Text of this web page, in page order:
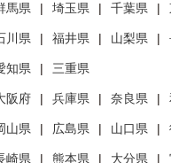
馬県 埼玉県 千葉県
川県 福井県 山梨県
知県 三重県
阪府 兵庫県 奈良県
山県 広島県 山口県
崎県 熊本県 大分県